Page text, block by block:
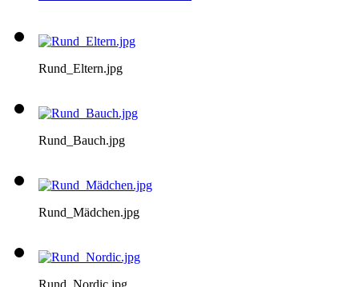
Rund_Eltern.jpg
Rund_Bauch.jpg
Rund_Mädchen.jpg
Rund_Nordic.jpg